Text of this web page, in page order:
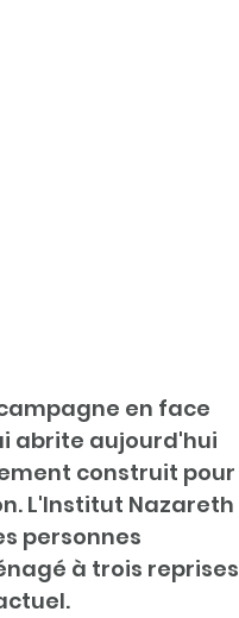
en face
abrite aujourd'hui
construit pour
L'Institut Nazareth
personnes
à trois reprises